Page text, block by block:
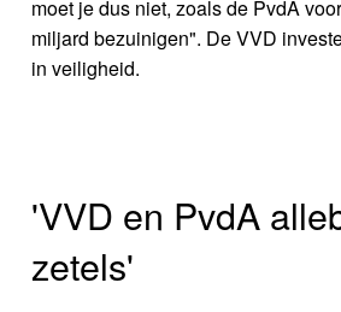
moet je dus niet, zoals de PvdA
miljard bezuinigen". De VVD
in veiligheid.
'VVD en PvdA
zetels'